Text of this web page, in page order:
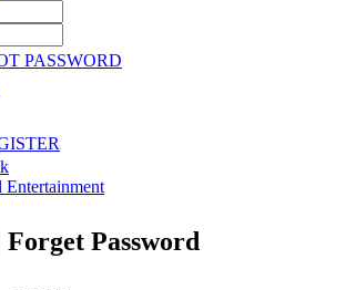
PASSWORD
Forget Password